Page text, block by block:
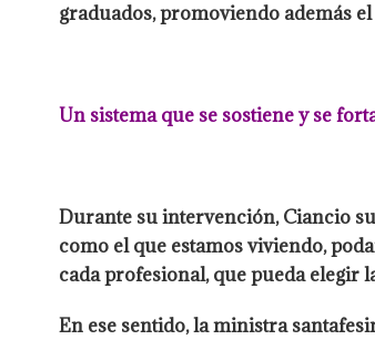
graduados, promoviendo además
Un sistema que se sostiene y se
Durante su intervención, Ciancio
como el que estamos viviendo,
cada profesional, que pueda elegir
En ese sentido, la ministra